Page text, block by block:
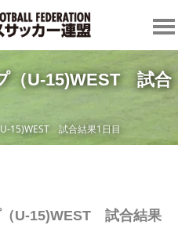
（U-15)WEST 試合
15)WEST 試合結果1日目
（U-15)WEST 試合結果